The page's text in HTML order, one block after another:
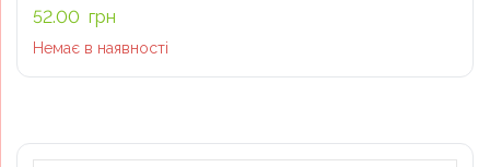
52.00 грн
Немає в наявності